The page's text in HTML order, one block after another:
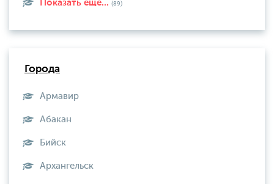
Показать еще... (89)
Города
Армавир
Абакан
Бийск
Архангельск